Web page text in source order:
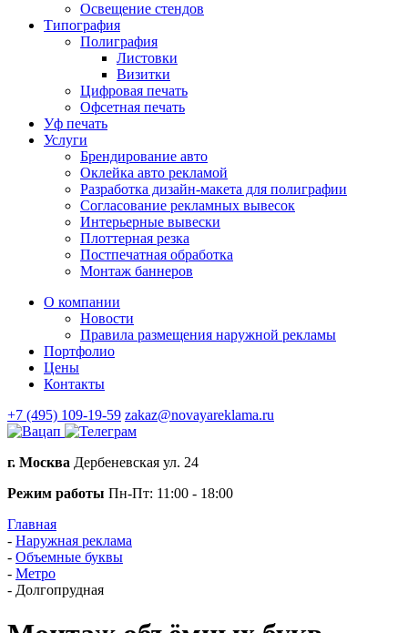
Освещение стендов
Типография
Полиграфия
Листовки
Визитки
Цифровая печать
Офсетная печать
Уф печать
Услуги
Брендирование авто
Оклейка авто рекламой
Разработка дизайн-макета для полиграфии
Согласование рекламных вывесок
Интерьерные вывески
Плоттерная резка
Постпечатная обработка
Монтаж баннеров
О компании
Новости
Правила размещения наружной рекламы
Портфолио
Цены
Контакты
+7 (495) 109-19-59 zakaz@novayareklama.ru
г. Москва Дербеневская ул. 24
Режим работы Пн-Пт: 11:00 - 18:00
Главная
- Наружная реклама
- Объемные буквы
- Метро
- Долгопрудная